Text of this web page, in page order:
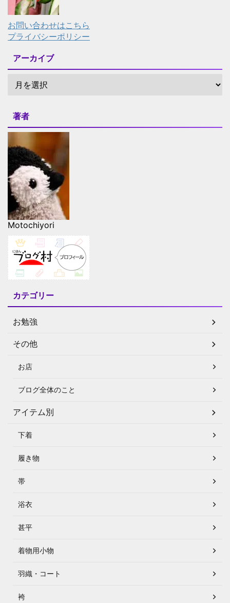
お問い合わせはこちら
プライバシーポリシー
アーカイブ
著者
Motochiyori
カテゴリー
お勉強
その他
お店
ブログ全体のこと
アイテム別
下着
履き物
帯
浴衣
甚平
着物用小物
羽織・コート
袴